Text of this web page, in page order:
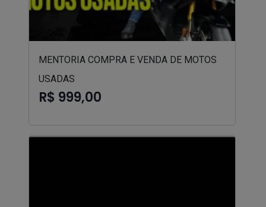
MENTORIA COMPRA E VENDA DE MOTOS
USADAS
R$ 999,00